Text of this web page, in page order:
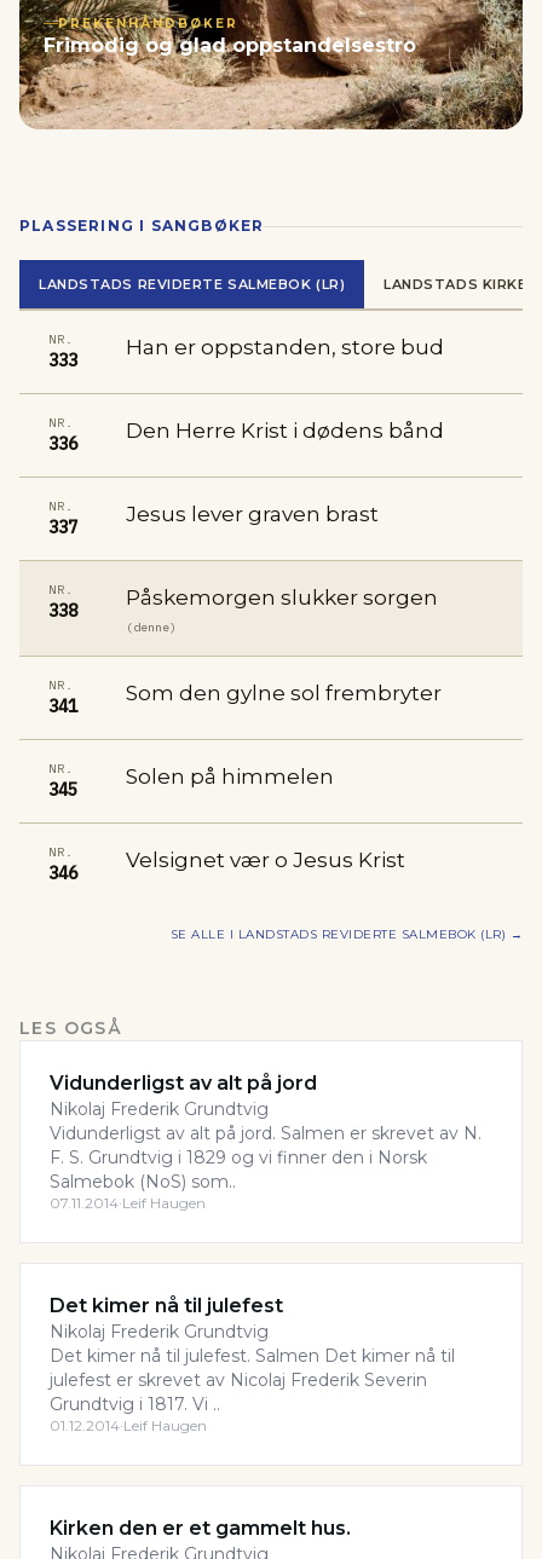
PREKENHÅNDBØKER
Frimodig og glad oppstandelsestro
PLASSERING I SANGBØKER
LANDSTADS REVIDERTE SALMEBOK (LR) LANDSTADS
NR.
333
Han er oppstanden, store bud
NR.
336
Den Herre Krist i dødens bånd
NR.
337
Jesus lever graven brast
NR.
338
Påskemorgen slukker sorgen
(denne)
NR.
341
Som den gylne sol frembryter
NR.
345
Solen på himmelen
NR.
346
Velsignet vær o Jesus Krist
SE ALLE I LANDSTADS REVIDERTE SALMEBOK (LR) →
LES OGSÅ
Vidunderligst av alt på jord
Nikolaj Frederik Grundtvig
Vidunderligst av alt på jord. Salmen er skrevet av N.
F. S. Grundtvig i 1829 og vi finner den i Norsk
Salmebok (NoS) som..
07.11.2014·Leif Haugen
Det kimer nå til julefest
Nikolaj Frederik Grundtvig
Det kimer nå til julefest. Salmen Det kimer nå til
julefest er skrevet av Nicolaj Frederik Severin
Grundtvig i 1817. Vi ..
01.12.2014·Leif Haugen
Kirken den er et gammelt hus.
Nikolaj Frederik Grundtvig